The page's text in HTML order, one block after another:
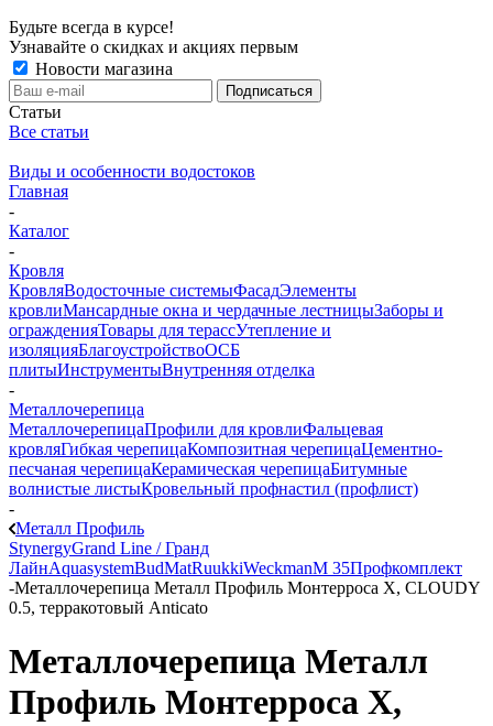
Будьте всегда в курсе!
Узнавайте о скидках и акциях первым
Новости магазина
Статьи
Все статьи
Виды и особенности водостоков
Главная
-
Каталог
-
Кровля
КровляВодосточные системыФасадЭлементы
кровлиМансардные окна и чердачные лестницыЗаборы и
огражденияТовары для терассУтепление и
изоляцияБлагоустройствоОСБ
плитыИнструментыВнутренняя отделка
-
Металлочерепица
МеталлочерепицаПрофили для кровлиФальцевая
кровляГибкая черепицаКомпозитная черепицаЦементно-
песчаная черепицаКерамическая черепицаБитумные
волнистые листыКровельный профнастил (профлист)
-
Металл Профиль
StynergyGrand Line / Гранд
ЛайнAquasystemBudMatRuukkiWeckmanМ 35Профкомплект
-Металлочерепица Металл Профиль Монтерроса X, CLOUDY
0.5, терракотовый Anticato
Металлочерепица Металл
Профиль Монтерроса X,